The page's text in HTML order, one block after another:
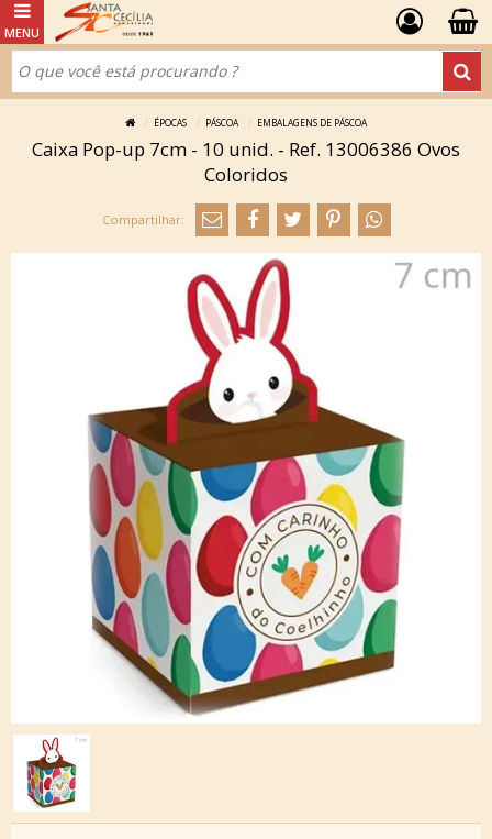
ÉPOCAS PÁSCOA EMBALAGENS DE PÁSCOA
Caixa Pop-up 7cm - 10 unid. - Ref. 13006386 Ovos
Coloridos